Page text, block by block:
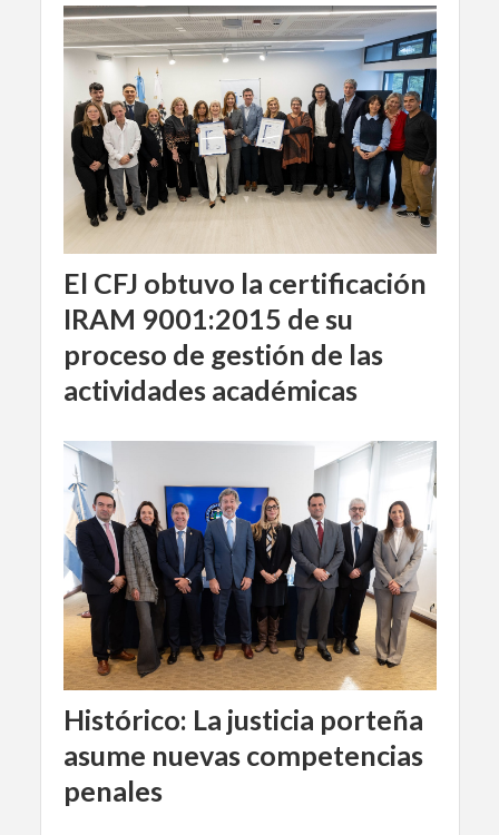
El CFJ obtuvo la certificación
IRAM 9001:2015 de su
proceso de gestión de las
actividades académicas
Histórico: La justicia porteña
asume nuevas competencias
penales